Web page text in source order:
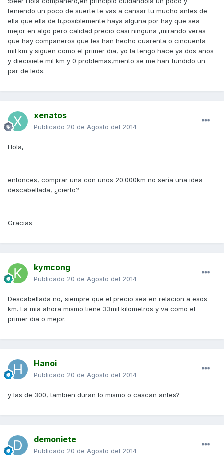
teniendo un poco de suerte te vas a cansar tu mucho antes de
ella que ella de ti,posiblemente haya alguna por hay que sea
mejor en algo pero calidad precio casi ninguna ,mirando veras
que hay compañeros que les han hecho cuarenta o cincuenta
mil km y siguen como el primer dia, yo la tengo hace ya dos años
y diecisiete mil km y 0 problemas,miento se me han fundido un
par de leds.
xenatos
Publicado 20 de Agosto del 2014
Hola,
entonces, comprar una con unos 20.000km no sería una idea
descabellada, ¿cierto?
Gracias
kymcong
Publicado 20 de Agosto del 2014
Descabellada no, siempre que el precio sea en relacion a esos
km. La mia ahora mismo tiene 33mil kilometros y va como el
primer dia o mejor.
Hanoi
Publicado 20 de Agosto del 2014
y las de 300, tambien duran lo mismo o cascan antes?
demoniete
Publicado 20 de Agosto del 2014